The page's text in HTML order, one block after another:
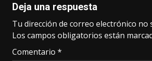
Deja una respuesta
Tu dirección de correo electrónico no
Los campos obligatorios están
Comentario *